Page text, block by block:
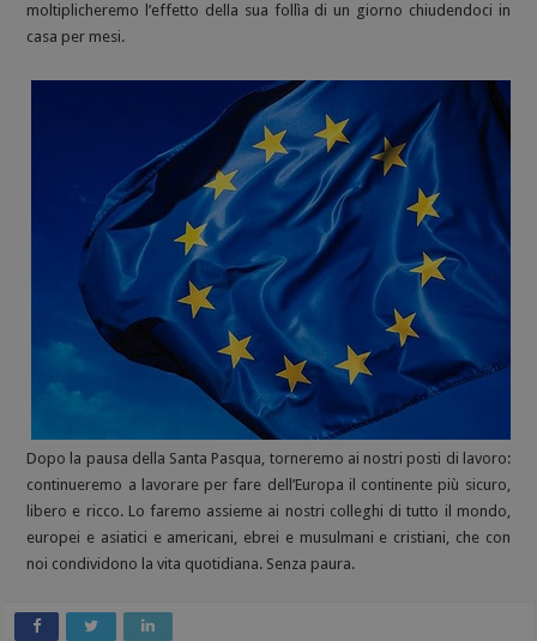
moltiplicheremo l’effetto della sua follìa di un giorno chiudendoci in
casa per mesi.
Dopo la pausa della Santa Pasqua, torneremo ai nostri posti di lavoro:
continueremo a lavorare per fare dell’Europa il continente più sicuro,
libero e ricco. Lo faremo assieme ai nostri colleghi di tutto il mondo,
europei e asiatici e americani, ebrei e musulmani e cristiani, che con
noi condividono la vita quotidiana. Senza paura.